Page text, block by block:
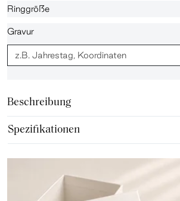
Ringgröße
Gravur
Beschreibung
Spezifikationen